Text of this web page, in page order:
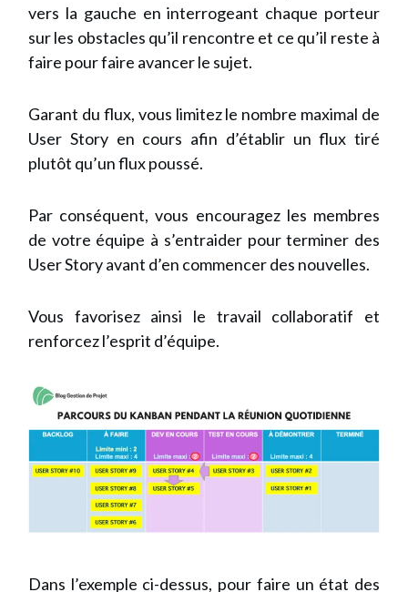
vers la gauche en interrogeant chaque porteur
sur les obstacles qu’il rencontre et ce qu’il reste à
faire pour faire avancer le sujet.
Garant du flux, vous limitez le nombre maximal de
User Story en cours afin d’établir un flux tiré
plutôt qu’un flux poussé.
Par conséquent, vous encouragez les membres
de votre équipe à s’entraider pour terminer des
User Story avant d’en commencer des nouvelles.
Vous favorisez ainsi le travail collaboratif et
renforcez l’esprit d’équipe.
Dans l’exemple ci-dessus, pour faire un état des